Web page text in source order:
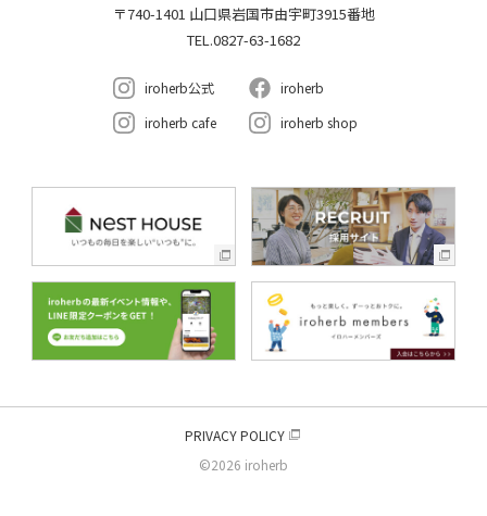
〒740-1401 山口県岩国市由宇町3915番地
TEL.0827-63-1682
iroherb公式
iroherb
iroherb cafe
iroherb shop
PRIVACY POLICY
©2026 iroherb